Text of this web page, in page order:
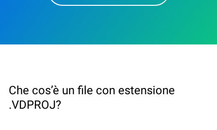
Che cos’è un file con estensione
.VDPROJ?